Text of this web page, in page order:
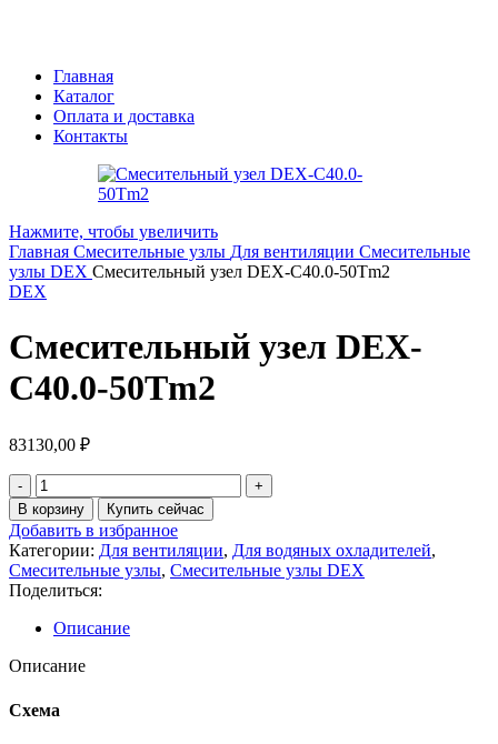
Главная
Каталог
Оплата и доставка
Контакты
Нажмите, чтобы увеличить
Главная Смесительные узлы Для вентиляции Смесительные
узлы DEX Смесительный узел DEX-C40.0-50Tm2
DEX
Смесительный узел DEX-
C40.0-50Tm2
83130,00 ₽
В корзину Купить сейчас
Добавить в избранное
Категории: Для вентиляции, Для водяных охладителей,
Смесительные узлы, Смесительные узлы DEX
Поделиться:
Описание
Описание
Схема